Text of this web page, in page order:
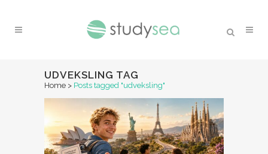
UDVEKSLING TAG
Home > Posts tagged "udveksling"